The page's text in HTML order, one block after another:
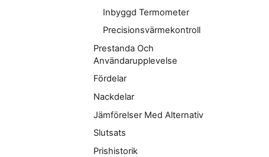
Inbyggd Termometer
Precisionsvärmekontroll
Prestanda Och
Användarupplevelse
Fördelar
Nackdelar
Jämförelser Med Alternativ
Slutsats
Prishistorik